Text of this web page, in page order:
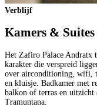
Verblijf
Kamers & Suites
Het Zafiro Palace Andratx
karakter die verspreid
over airconditioning, wifi,
en kluisje. Badkamer met
balkon of terras en uitzicht
Tramuntana.